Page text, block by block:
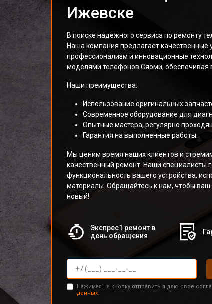
Ижевске
В поиске надежного сервиса по ремонту
Наша компания предлагает качественные
профессионализм и инновационные
моделями телефонов Сяоми, обеспечивая
Наши преимущества:
Использование оригинальных
Современное оборудование для
Опытные мастера, регулярно
Гарантия на выполненные работы.
Мы ценим время наших клиентов и
качественный ремонт. Наши специалисты
функциональность вашего устройства,
материалы. Обращайтесь к нам, чтобы ваш
новый!
Экспрес1 ремонт в
день обращения
Нажимая на кнопку отправить я даю свое
данных.